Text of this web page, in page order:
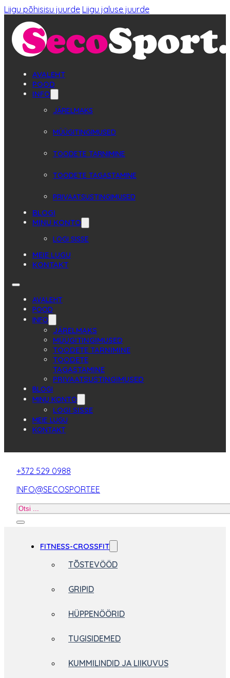
Liigu põhisisu juurde Liigu jaluse juurde
AVALEHT
POOD
INFO
JÄRELMAKS
MÜÜGITINGIMUSED
TOODETE TARNIMINE
TOODETE TAGASTAMINE
PRIVAATSUSTINGIMUSED
BLOGI
MINU KONTO
LOGI SISSE
MEIE LUGU
KONTAKT
AVALEHT
POOD
INFO
JÄRELMAKS
MÜÜGITINGIMUSED
TOODETE TARNIMINE
TOODETE
TAGASTAMINE
PRIVAATSUSTINGIMUSED
BLOGI
MINU KONTO
LOGI SISSE
MEIE LUGU
KONTAKT
+372 529 0988
INFO@SECOSPORT.EE
Otsi
FITNESS-CROSSFIT
TÕSTEVÖÖD
GRIPID
HÜPPENÖÖRID
TUGISIDEMED
KUMMILINDID JA LIIKUVUS